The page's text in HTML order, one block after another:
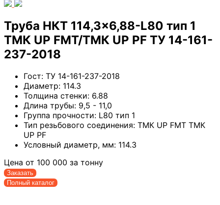
Труба НКТ 114,3×6,88-L80 тип 1
ТМК UP FMT/ТМК UP PF ТУ 14-161-
237-2018
Гост: ТУ 14-161-237-2018
Диаметр: 114.3
Толщина стенки: 6.88
Длина трубы: 9,5 - 11,0
Группа прочности: L80 тип 1
Тип резьбового соединения: ТМК UP FMT ТМК
UP PF
Условный диаметр, мм: 114.3
Цена от 100 000 за тонну
Заказать
Полный каталог